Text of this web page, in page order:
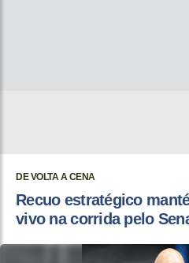
DE VOLTA A CENA
Recuo estratégico
vivo na corrida pelo